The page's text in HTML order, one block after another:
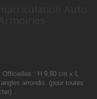
Officielles : H 9,80 cm x L
arrondis. (pour toutes